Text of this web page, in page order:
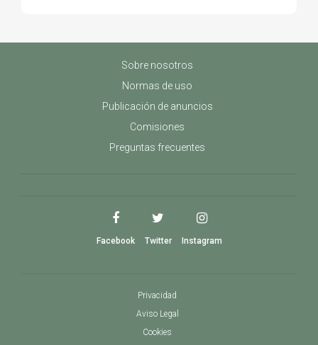
Sobre nosotros
Normas de uso
Publicación de anuncios
Comisiones
Preguntas frecuentes
Facebook Twitter Instagram
Privacidad
Aviso Legal
Cookies